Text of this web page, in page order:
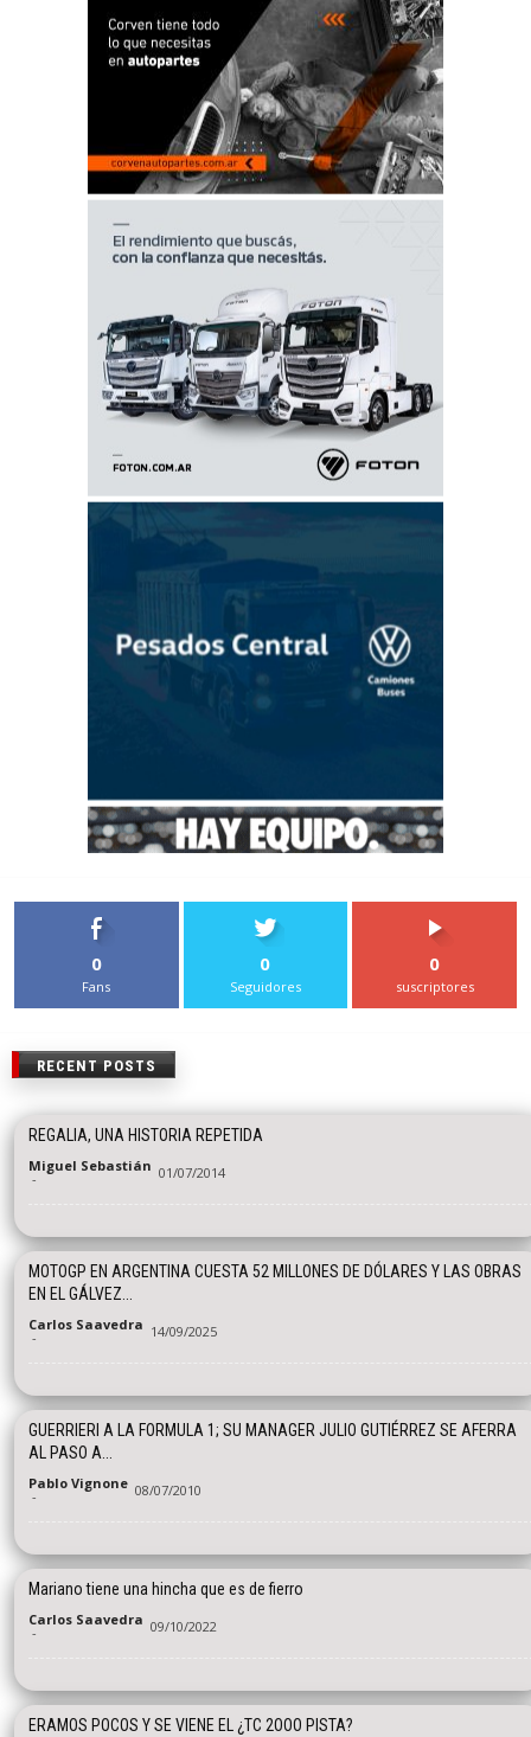
0
Fans
0
Seguidores
0
suscriptores
RECENT POSTS
REGALIA, UNA HISTORIA REPETIDA
Miguel Sebastián
- 01/07/2014
MOTOGP EN ARGENTINA CUESTA 52 MILLONES DE DÓLARES Y LAS OBRAS
EN EL GÁLVEZ...
Carlos Saavedra
- 14/09/2025
GUERRIERI A LA FORMULA 1; SU MANAGER JULIO GUTIÉRREZ SE AFERRA
AL PASO A...
Pablo Vignone
- 08/07/2010
Mariano tiene una hincha que es de fierro
Carlos Saavedra
- 09/10/2022
ERAMOS POCOS Y SE VIENE EL ¿TC 2OOO PISTA?